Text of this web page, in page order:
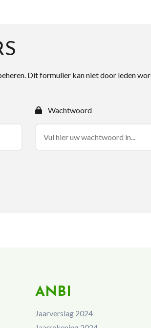
Dit formulier kan niet door leden
Wachtwoord
ANBI
Jaarverslag 2024